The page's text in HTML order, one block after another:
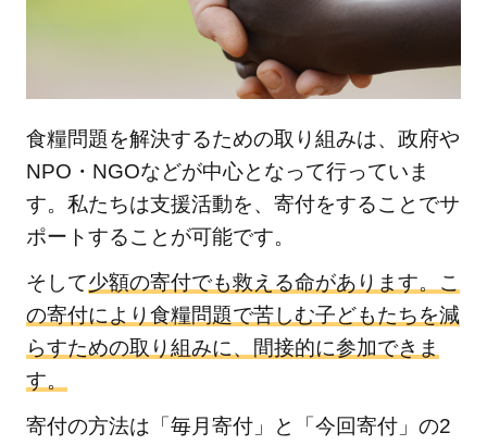
食糧問題を解決するための取り組みは、政府や
NPO・NGOなどが中心となって行っていま
す。私たちは支援活動を、寄付をすることでサ
ポートすることが可能です。
そして少額の寄付でも救える命があります。こ
の寄付により食糧問題で苦しむ子どもたちを減
らすための取り組みに、間接的に参加できま
す。
寄付の方法は「毎月寄付」と「今回寄付」の2